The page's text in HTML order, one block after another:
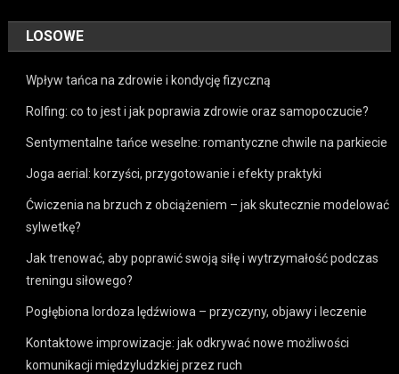
LOSOWE
Wpływ tańca na zdrowie i kondycję fizyczną
Rolfing: co to jest i jak poprawia zdrowie oraz samopoczucie?
Sentymentalne tańce weselne: romantyczne chwile na parkiecie
Joga aerial: korzyści, przygotowanie i efekty praktyki
Ćwiczenia na brzuch z obciążeniem – jak skutecznie modelować
sylwetkę?
Jak trenować, aby poprawić swoją siłę i wytrzymałość podczas
treningu siłowego?
Pogłębiona lordoza lędźwiowa – przyczyny, objawy i leczenie
Kontaktowe improwizacje: jak odkrywać nowe możliwości
komunikacji międzyludzkiej przez ruch